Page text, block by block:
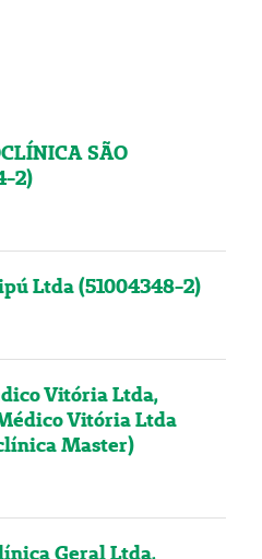
SÃO
2)
Ltda (51004348-2)
Vitória Ltda,
Vitória Ltda
Master)
Geral Ltda,